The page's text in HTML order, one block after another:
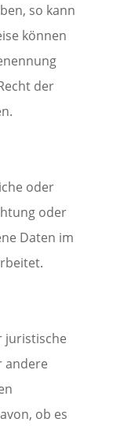
so kann
können
der
oder
oder
Daten im
juristische
andere
ob es